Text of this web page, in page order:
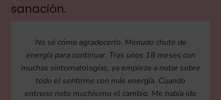
sanación.
No sé cómo agradecerlo. Menudo chute de
energía para continuar. Tras unos 18 meses con
muchas sintomatologías, ya empiezo a notar sobre
todo el sentirme con más energía. Cuando
entreno noto muchísimo el cambio. Me había ido